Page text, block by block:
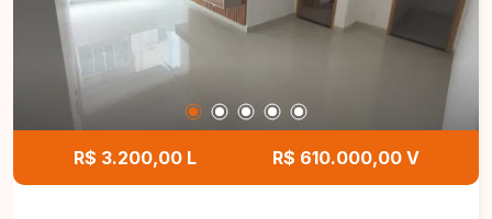
festas, elevador e hall de entrada decorado,
garantindo conforto e funcionalidade aos
moradores. A localização é um grande diferencial,
oferecendo fácil acesso a comércios, serviços e
às principais vias da cidade.
R$ 3.200,00 L R$ 610.000,00 V